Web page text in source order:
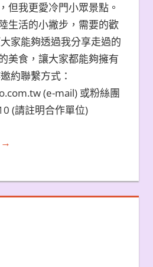
但我更愛冷門小眾景點。
生活的小撇步，需要的歡
家能夠透過我分享走過的
美食，讓大家都能夠擁有
約聯繫方式：
(e-mail) 或粉絲團
(請註明合作單位)
→